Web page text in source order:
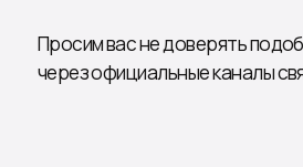
Просим вас не доверять
через официальные каналы